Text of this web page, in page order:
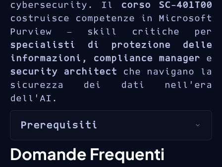
cybersecurity. Il
corso SC-401T00
costruisce competenze in Microsoft
Purview — skill critiche per
specialisti di protezione delle
informazioni , compliance manager e
security architect che navigano la
sicurezza dei dati nell’era
dell’AI.
Prerequisiti
Comprensione base delle
funzionalità di sicurezza e
Domande Frequenti